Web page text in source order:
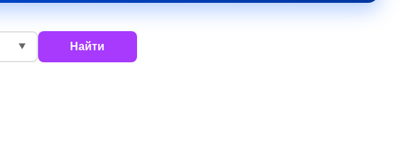
▼ Найти